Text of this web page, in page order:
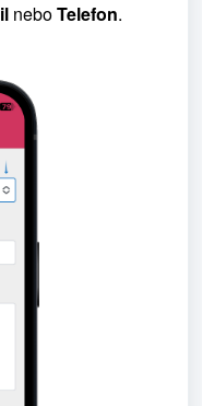
neboTelefon.